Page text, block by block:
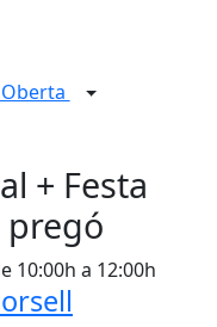
+ Festa
10:00h a 12:00h